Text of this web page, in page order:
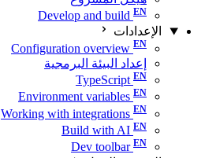
Develop and build
الإعدادات
Configuration overview
إعداد البيئة البرمجية
TypeScript
Environment variables
Working with integrations
Build with AI
Dev toolbar